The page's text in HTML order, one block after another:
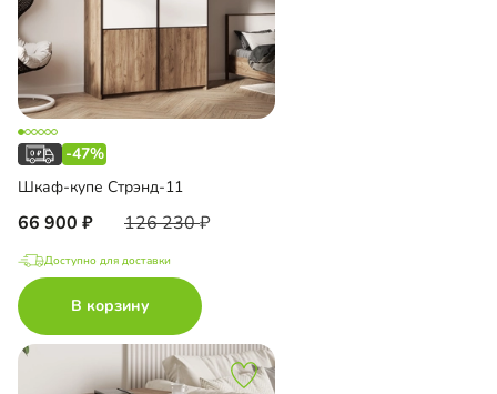
-47%
Шкаф-купе Стрэнд-11
66 900 126 230
Доступно для доставки
В корзину